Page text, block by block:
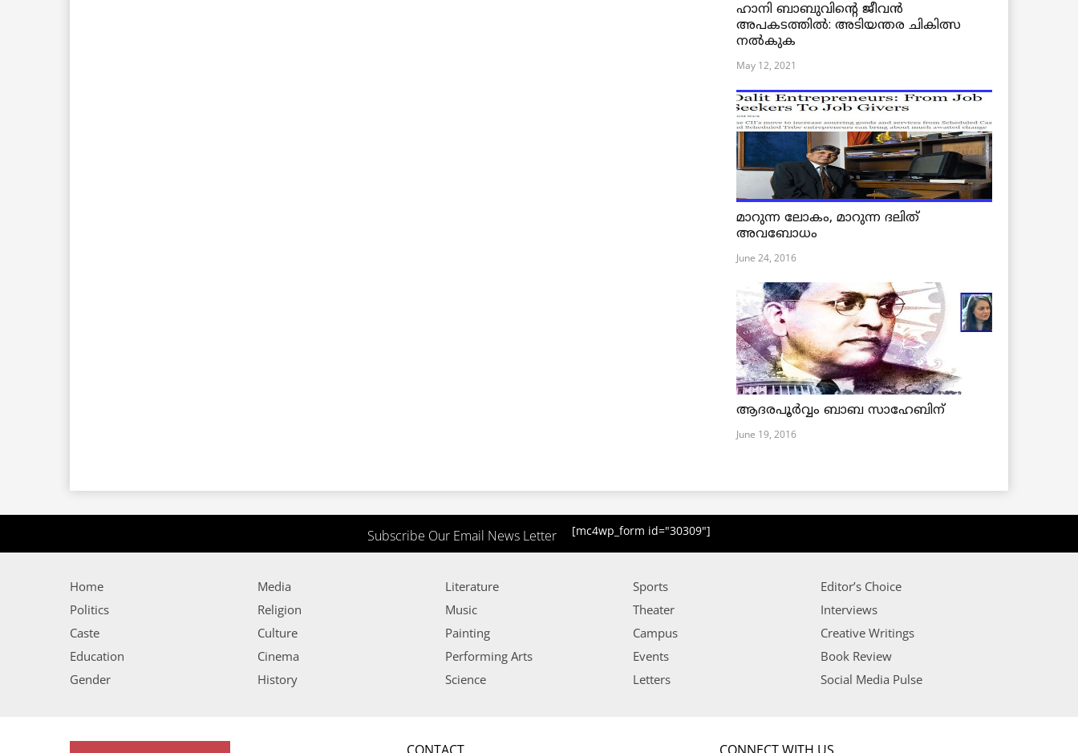
ഹാനി ബാബുവിന്റെ ജീവൻ
അപകടത്തിൽ: അടിയന്തര ചികിത്സ
നൽകുക
May 12, 2021
മാറുന്ന ലോകം, മാറുന്ന ദലിത്
അവബോധം
June 24, 2016
ആദരപൂര്‍വ്വം ബാബ സാഹേബിന്
June 19, 2016
Subscribe Our Email News Letter [mc4wp_form id="30309"]
Home
Politics
Caste
Education
Gender
Media
Religion
Culture
Cinema
History
Literature
Music
Painting
Performing Arts
Science
Sports
Theater
Campus
Events
Letters
Editor’s Choice
Interviews
Creative Writings
Book Review
Social Media Pulse